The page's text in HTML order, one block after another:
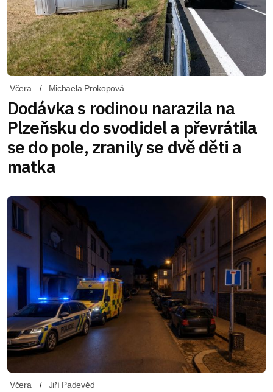
Včera Michaela Prokopová
Dodávka s rodinou narazila na
Plzeňsku do svodidel a převrátila
se do pole, zranily se dvě děti a
matka
Včera Jiří Padevěd